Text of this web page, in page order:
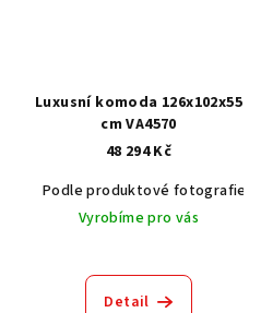
Akát vintage BT1551
Dub světlý
Luxusní komoda 126x102x55
cm VA4570
48 294 Kč
Podle produktové fotografie
Vyrobíme pro vás
Detail